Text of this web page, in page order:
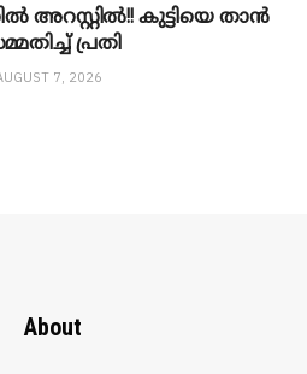
കുട്ടിയെ താൻ
പ്രതി
7, 2026
About